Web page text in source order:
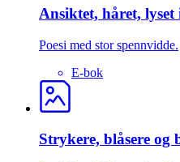
Ansiktet, håret, lyset
Poesi med stor spennvidde.
E-bok
Strykere, blåsere og